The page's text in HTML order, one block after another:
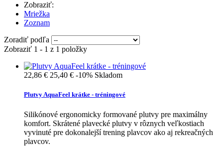
Zobraziť:
Mriežka
Zoznam
Zoradiť podľa
Zobraziť 1 - 1 z 1 položky
22,86 € 25,40 € -10% Skladom
Plutvy AquaFeel krátke - tréningové
Silikónové ergonomicky formované plutvy pre maximálny
komfort. Skrátené plavecké plutvy v rôznych veľkostiach
vyvinuté pre dokonalejší trening plavcov ako aj rekreačných
plavcov.